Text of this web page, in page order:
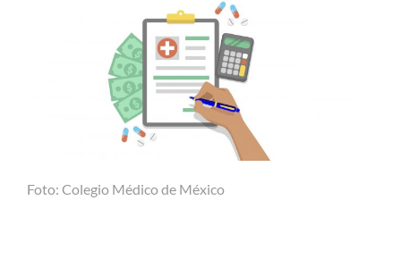
Foto: Colegio Médico de México